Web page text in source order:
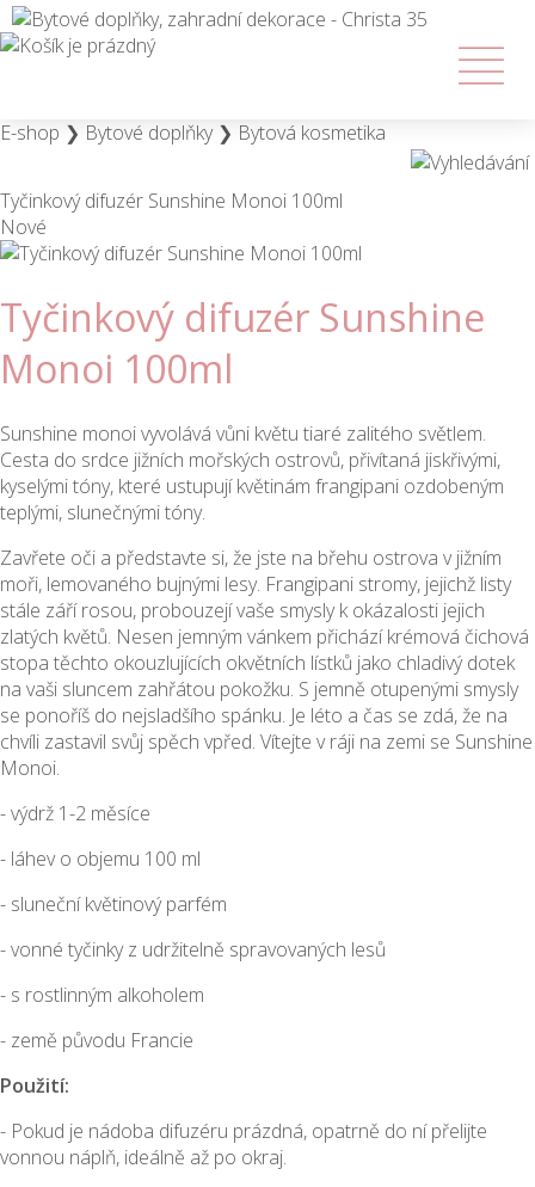
E-shop ❯ Bytové doplňky ❯ Bytová kosmetika
Tyčinkový difuzér Sunshine Monoi 100ml
Nové
Tyčinkový difuzér Sunshine
Monoi 100ml
Sunshine monoi vyvolává vůni květu tiaré zalitého světlem.
Cesta do srdce jižních mořských ostrovů, přivítaná jiskřivými,
kyselými tóny, které ustupují květinám frangipani ozdobeným
teplými, slunečnými tóny.
Zavřete oči a představte si, že jste na břehu ostrova v jižním
moři, lemovaného bujnými lesy. Frangipani stromy, jejichž listy
stále září rosou, probouzejí vaše smysly k okázalosti jejich
zlatých květů. Nesen jemným vánkem přichází krémová čichová
stopa těchto okouzlujících okvětních lístků jako chladivý dotek
na vaši sluncem zahřátou pokožku. S jemně otupenými smysly
se ponoříš do nejsladšího spánku. Je léto a čas se zdá, že na
chvíli zastavil svůj spěch vpřed. Vítejte v ráji na zemi se Sunshine
Monoi.
- výdrž 1-2 měsíce
- láhev o objemu 100 ml
- sluneční květinový parfém
- vonné tyčinky z udržitelně spravovaných lesů
- s rostlinným alkoholem
- země původu Francie
Použití:
- Pokud je nádoba difuzéru prázdná, opatrně do ní přelijte
vonnou náplň, ideálně až po okraj.